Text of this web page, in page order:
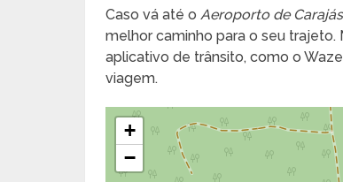
Caso vá até o Aeroporto de Carajás
melhor caminho para o seu
aplicativo de trânsito, como o
viagem.
+
−